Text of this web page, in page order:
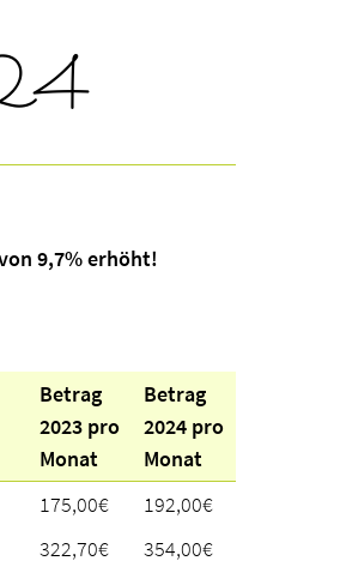
9,7% erhöht!
Betrag
2023 pro
Monat
Betrag
2024 pro
Monat
175,00€
192,00€
322,70€
354,00€